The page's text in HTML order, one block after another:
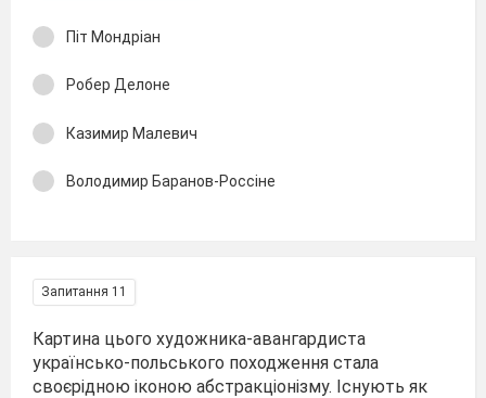
Піт Мондріан
Робер Делоне
Казимир Малевич
Володимир Баранов-Россіне
Запитання 11
Картина цього художника-авангардиста
українсько-польського походження стала
своєрідною іконою абстракціонізму. Існують як